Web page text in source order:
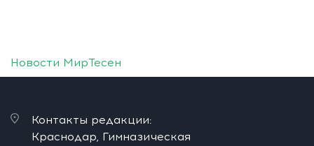
Новости МирТесен
Контакты редакции:
Краснодар, Гимназическая